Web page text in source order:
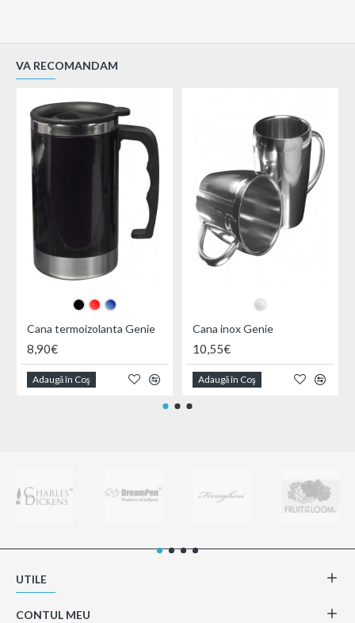
VA RECOMANDAM
Cana termoizolanta Genie
8,90€
Adaugă în Coş
Cana inox Genie
10,55€
Adaugă în Coş
UTILE
CONTUL MEU